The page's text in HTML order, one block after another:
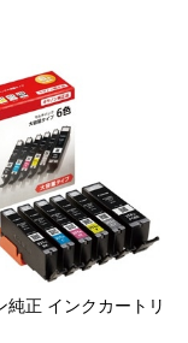
純正 インクカートリ